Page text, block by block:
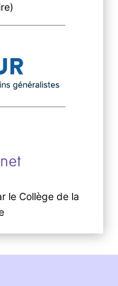
le Collège de la